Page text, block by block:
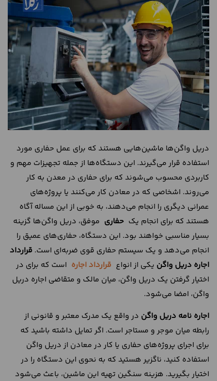
درباره
ما
تماس
با
ما
دریل واگن‌ها ماشین‌هایی هستند که برای عمل حفاری مورد
استفاده قرار می‌گیرند. این دستگاه‌ها از جمله تجهیزات مهم و
کاربردی محسوب می‌شوند که برای حفاری در معدن به کار
می‌روند. اشخاصی که در معادن کار می‌کنند یا پروژه‌های
عمرانی دیگری را انجام می‌دهند، به خوبی از این مساله آگاه
هستند که برای انجام یک حفاری موفق، دریل‌ واگن‌ها گزینه
بسیار مناسبی خواهند بود. این دستگاه، حفاری‌های عمیق را
انجام می‌دهد و یک سیستم حفاری قوی ضربه‌ای است. قرارداد
اجاره دریل واگن یکی از انواع قرارداد اجاره است که برای در
اختیار گرفتن یک دریل واگن، میان مالک و متقاضی اجاره دریل
واگن، امضا می‌شود.
اجاره نامه دریل واگن در واقع یک مدرک معتبر و قانونی از
رابطه میان موجر و مستاجر است. اگر تمایل داشته باشید که
برای اجرای پروژه‌های حفاری یا کار در معادن از دریل واگن
استفاده کنید، ناگزیر هستید که به نحوی این دستگاه را در
اختیار بگیرید. هزینه سنگین تهیه این ماشین، باعث می‌شود